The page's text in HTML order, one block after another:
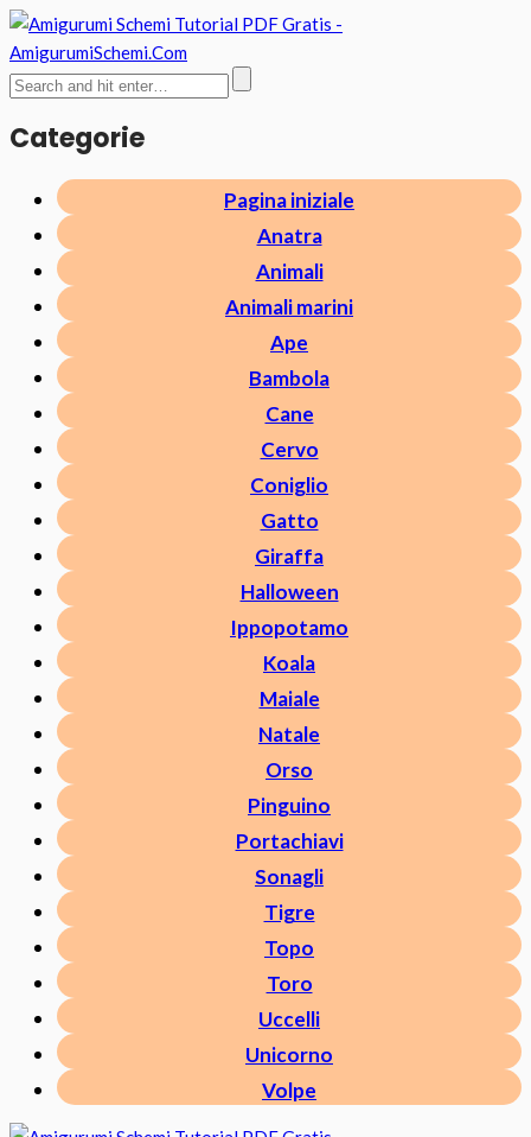
Categorie
Pagina iniziale
Anatra
Animali
Animali marini
Ape
Bambola
Cane
Cervo
Coniglio
Gatto
Giraffa
Halloween
Ippopotamo
Koala
Maiale
Natale
Orso
Pinguino
Portachiavi
Sonagli
Tigre
Topo
Toro
Uccelli
Unicorno
Volpe